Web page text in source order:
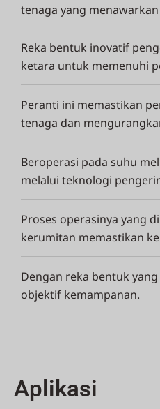
tenaga yang
Reka bentuk inovatif
ketara untuk memenuhi
Peranti ini memastikan
tenaga dan
Beroperasi pada suhu
melalui teknologi
Proses operasinya yang
kerumitan memastikan
Dengan reka bentuk
objektif kemampanan.
Aplikasi